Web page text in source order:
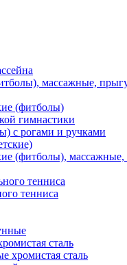
массажные,
(фитболы)
гимнастики
с рогами и ручками
(фитболы),
тенниса
тенниса
сталь
хромистая сталь